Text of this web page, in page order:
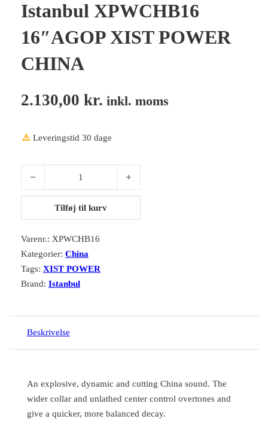
Istanbul XPWCHB16
16″AGOP XIST POWER
CHINA
2.130,00 kr. inkl. moms
⚠️ Leveringstid 30 dage
Tilføj til kurv
Varenr.: XPWCHB16
Kategorier: China
Tags: XIST POWER
Brand: Istanbul
Beskrivelse
An explosive, dynamic and cutting China sound. The
wider collar and unlathed center control overtones and
give a quicker, more balanced decay.